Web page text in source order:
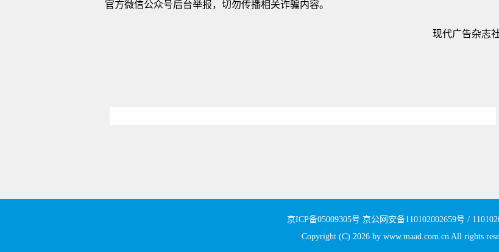
官方微信公众号后台举报，切勿传播相关诈骗内容。
现代广告杂志
京ICP备05009305号 京公网安备110102002659号 /
Copyright (C) 2026 by www.maad.com.cn All rights